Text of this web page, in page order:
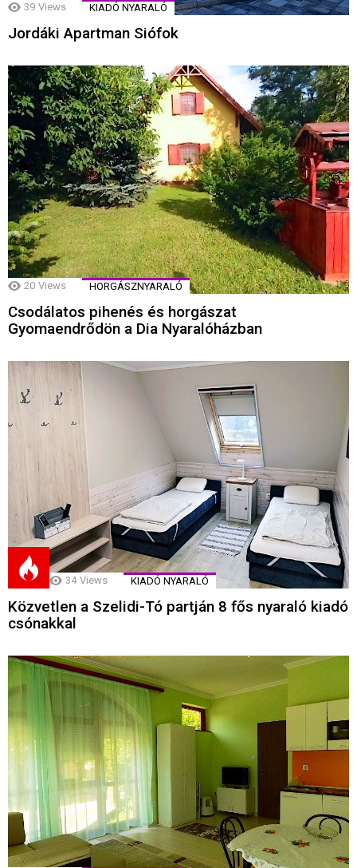
39 Views KIADÓ NYARALÓ
Jordáki Apartman Siófok
20 Views HORGÁSZNYARALÓ
Csodálatos pihenés és horgászat
Gyomaendrődön a Dia Nyaralóházban
34 Views KIADÓ NYARALÓ
Közvetlen a Szelidi-Tó partján 8 fős nyaraló kiadó
csónakkal